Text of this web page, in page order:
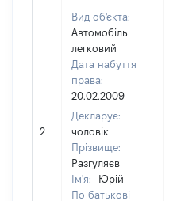
2
Вид об'єкта:
Автомобіль
легковий
Дата набуття
права:
20.02.2009
Декларує:
чоловік
Прізвище:
Разгуляєв
Ім'я:
Юрій
По батькові